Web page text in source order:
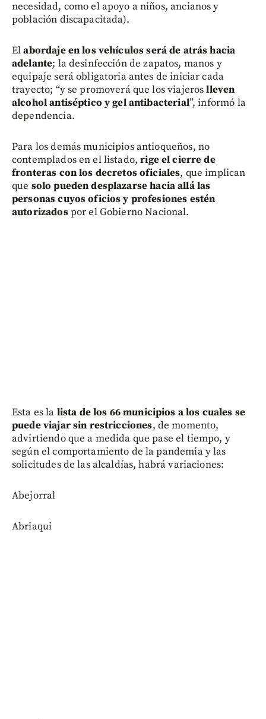
necesidad, como el apoyo a niños, ancianos y
población discapacitada).
Elabordaje en los vehículos será de atrás hacia
adelante; la desinfección de zapatos, manos y
equipaje será obligatoria antes de iniciar cada
trayecto; “y se promoverá que los viajeroslleven
alcohol antiséptico y gel antibacterial”, informó la
dependencia.
Para los demás municipios antioqueños, no
contemplados en el listado,rige el cierre de
fronteras con los decretos oficiales, que implican
que solo pueden desplazarse hacia allá las
personas cuyos oficios y profesiones estén
autorizadospor el Gobierno Nacional.
Esta es la lista de los 66 municipios a los cuales se
puede viajar sin restricciones, de momento,
advirtiendo que a medida que pase el tiempo, y
según el comportamiento de la pandemia y las
solicitudes de las alcaldías, habrá variaciones:
Abejorral
Abriaqui